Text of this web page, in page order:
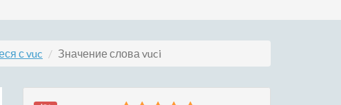
с vuc Значение слова vuci